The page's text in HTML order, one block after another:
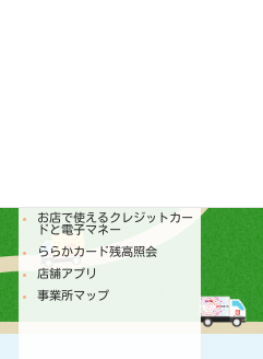
お店で使えるクレジットカー
ドと電子マネー
ららかカード残高照会
店舗アプリ
事業所マップ